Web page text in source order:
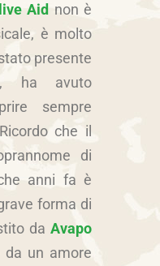
Aid non è
è molto
presente
ha avuto
sempre
che il
di
anni fa è
forma di
da Avapo
da un amore